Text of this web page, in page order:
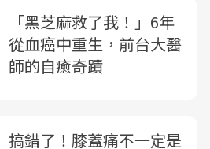
「黑芝麻救了我！」6年
從血癌中重生，前台大醫
師的自癒奇蹟
搞錯了！膝蓋痛不一定是